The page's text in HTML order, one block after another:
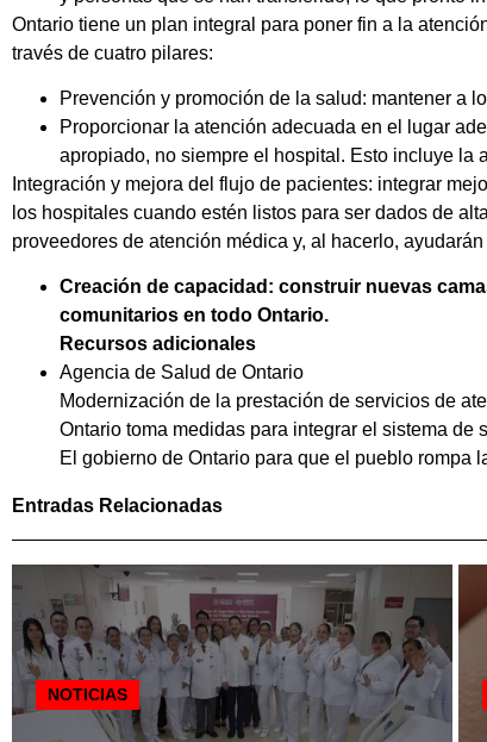
Ontario tiene un plan integral para poner fin a la
través de cuatro pilares:
Prevención y promoción de la salud: mantener a
Proporcionar la atención adecuada en el lugar
apropiado, no siempre el hospital. Esto incluye
Integración y mejora del flujo de pacientes: integrar
los hospitales cuando estén listos para ser dados de
proveedores de atención médica y, al hacerlo,
Creación de capacidad: construir nuevas
comunitarios en todo Ontario.
Recursos adicionales
Agencia de Salud de Ontario
Modernización de la prestación de servicios de
Ontario toma medidas para integrar el sistema de
El gobierno de Ontario para que el pueblo rompa
Entradas Relacionadas
NOTICIAS